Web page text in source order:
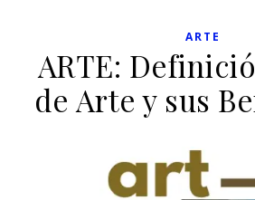
ARTE
ARTE:
de Arte y sus